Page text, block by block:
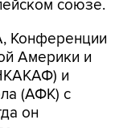
союзе.
Конференции
Америки и
и
(АФК) с
он